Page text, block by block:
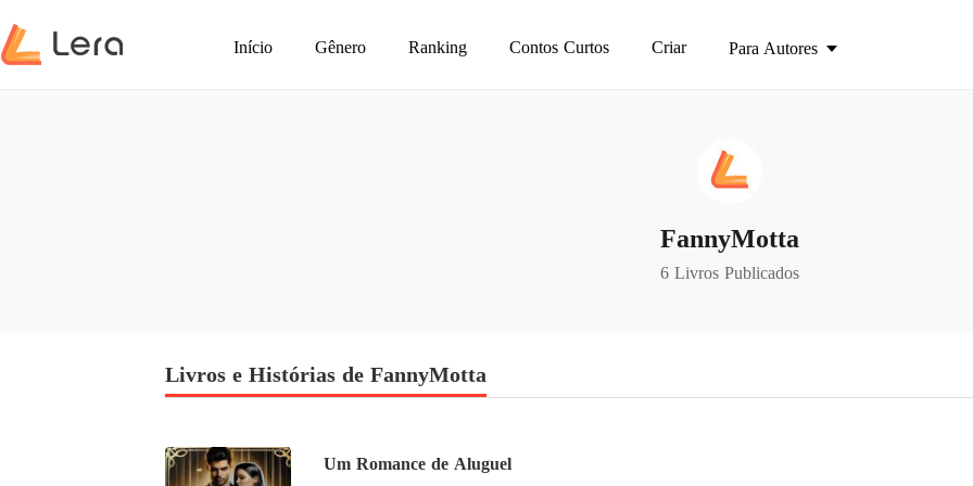
Início Gênero Ranking Contos Curtos Criar Para Autores
FannyMotta
6 Livros Publicados
Livros e Histórias de FannyMotta
Um Romance de Aluguel